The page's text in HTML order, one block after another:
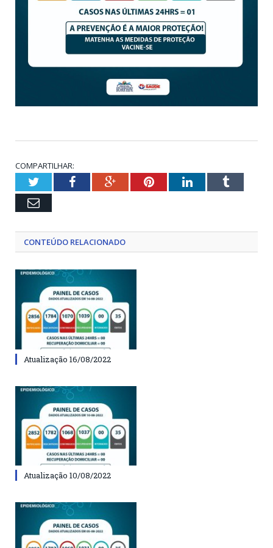
COMPARTILHAR:
TwitterFacebookGoogle+PinterestLinkedInTumblr
Email
CONTEÚDO RELACIONADO
Atualização 16/08/2022
Atualização 10/08/2022